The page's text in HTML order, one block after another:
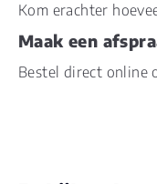
Kom erachter
Maak een
Bestel direct online